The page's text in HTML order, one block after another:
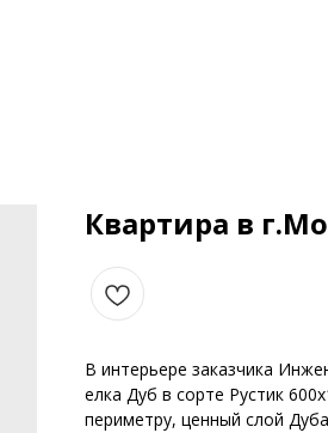
Квартира в
В интерьере заказчика
елка Дуб в сорте Рустик
периметру, ценный слой